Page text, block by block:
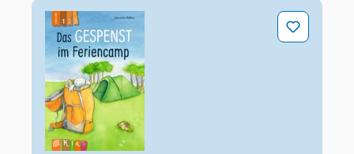
Das Gespenst im Feriencamp – Lesestufe 1